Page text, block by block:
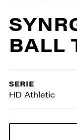
BALL
SERIE
HD Athletic